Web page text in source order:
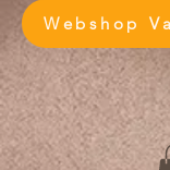
Webshop